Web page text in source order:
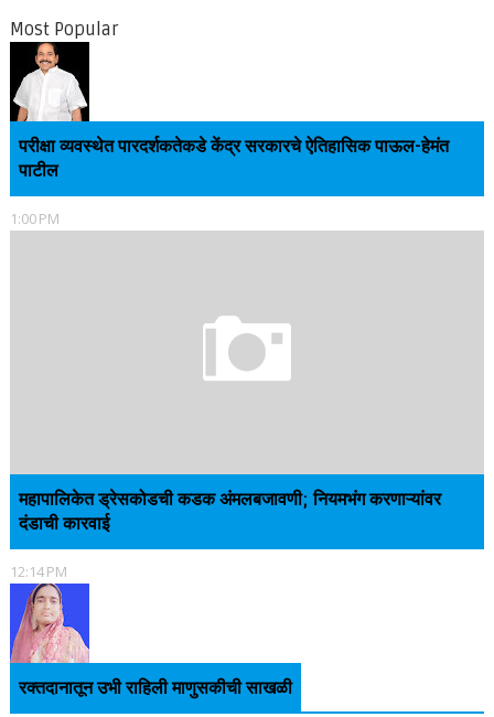
Most Popular
परीक्षा व्यवस्थेत पारदर्शकतेकडे केंद्र सरकारचे ऐतिहासिक पाऊल-हेमंत
पाटील
1:00 PM
महापालिकेत ड्रेसकोडची कडक अंमलबजावणी; नियमभंग करणाऱ्यांवर
दंडाची कारवाई
12:14 PM
रक्तदानातून उभी राहिली माणुसकीची साखळी